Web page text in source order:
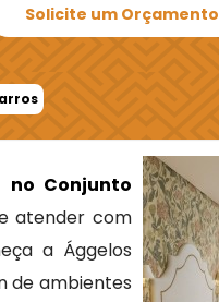
Solicite um Orçamento
no Conjunto
atender com
a Ággelos
de ambientes